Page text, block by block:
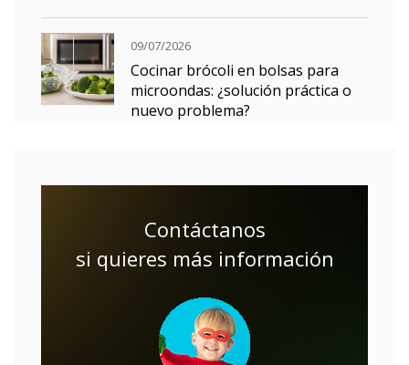
09/07/2026
Cocinar brócoli en bolsas para
microondas: ¿solución práctica o
nuevo problema?
Contáctanos
si quieres más información